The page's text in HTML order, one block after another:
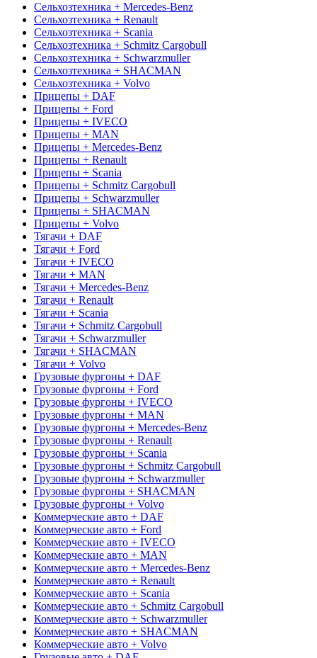
Сельхозтехника + Mercedes-Benz
Сельхозтехника + Renault
Сельхозтехника + Scania
Сельхозтехника + Schmitz Cargobull
Сельхозтехника + Schwarzmuller
Сельхозтехника + SHACMAN
Сельхозтехника + Volvo
Прицепы + DAF
Прицепы + Ford
Прицепы + IVECO
Прицепы + MAN
Прицепы + Mercedes-Benz
Прицепы + Renault
Прицепы + Scania
Прицепы + Schmitz Cargobull
Прицепы + Schwarzmuller
Прицепы + SHACMAN
Прицепы + Volvo
Тягачи + DAF
Тягачи + Ford
Тягачи + IVECO
Тягачи + MAN
Тягачи + Mercedes-Benz
Тягачи + Renault
Тягачи + Scania
Тягачи + Schmitz Cargobull
Тягачи + Schwarzmuller
Тягачи + SHACMAN
Тягачи + Volvo
Грузовые фургоны + DAF
Грузовые фургоны + Ford
Грузовые фургоны + IVECO
Грузовые фургоны + MAN
Грузовые фургоны + Mercedes-Benz
Грузовые фургоны + Renault
Грузовые фургоны + Scania
Грузовые фургоны + Schmitz Cargobull
Грузовые фургоны + Schwarzmuller
Грузовые фургоны + SHACMAN
Грузовые фургоны + Volvo
Коммерческие авто + DAF
Коммерческие авто + Ford
Коммерческие авто + IVECO
Коммерческие авто + MAN
Коммерческие авто + Mercedes-Benz
Коммерческие авто + Renault
Коммерческие авто + Scania
Коммерческие авто + Schmitz Cargobull
Коммерческие авто + Schwarzmuller
Коммерческие авто + SHACMAN
Коммерческие авто + Volvo